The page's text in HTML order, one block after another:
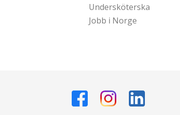
Undersköterska
Jobb i Norge